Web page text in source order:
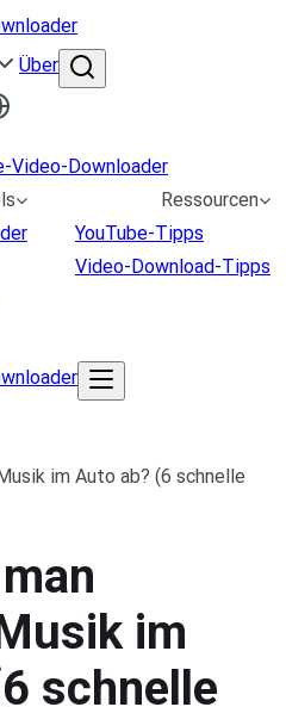
Über
Video-Downloader
Ressourcen
YouTube-Tipps
Video-Download-Tipps
im Auto ab? (6 schnelle
im
schnelle